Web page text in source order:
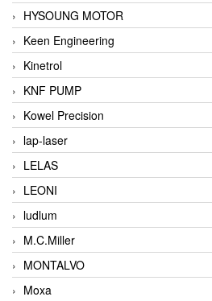
HYSOUNG MOTOR
Keen Engineering
Kinetrol
KNF PUMP
Kowel Precision
lap-laser
LELAS
LEONI
ludlum
M.C.Miller
MONTALVO
Moxa